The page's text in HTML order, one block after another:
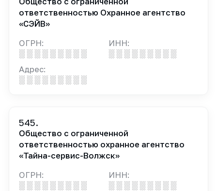
ответственностью Охранное агентство
«СЭЙВ»
ОГРН:
░ ░ ░ ░ ░ ░ ░ ░ ░
ИНН:
░ ░ ░ ░ ░ ░ ░ ░ ░
Адрес:
░ ░ ░ ░ ░ ░ ░ ░ ░
545.
Общество с ограниченной
ответственностью охранное агентство
«Тайна-сервис-Волжск»
ОГРН:
░ ░ ░ ░ ░ ░ ░ ░ ░
ИНН:
░ ░ ░ ░ ░ ░ ░ ░ ░